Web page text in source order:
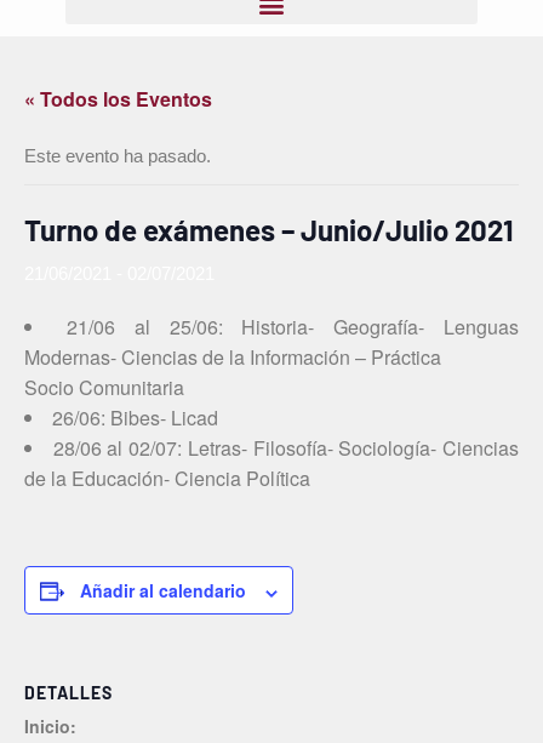
« Todos los Eventos
Este evento ha pasado.
Turno de exámenes – Junio/Julio 2021
21/06 al 25/06: Historia- Geografía- Lenguas
Modernas- Ciencias de la Información – Práctica
Socio Comunitaria
26/06: Bibes- Licad
28/06 al 02/07: Letras- Filosofía- Sociología- Ciencias
de la Educación- Ciencia Política
Añadir al calendario
DETALLES
Inicio: